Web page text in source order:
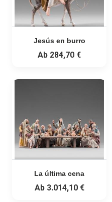
Jesús en burro
Ab 284,70 €
La última cena
Ab3.014,10 €